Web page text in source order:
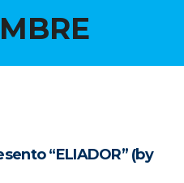
“ELIADOR” (by